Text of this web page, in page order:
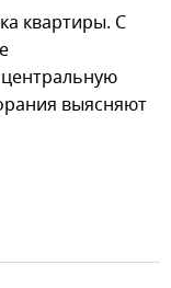
квартиры. С
выясняют